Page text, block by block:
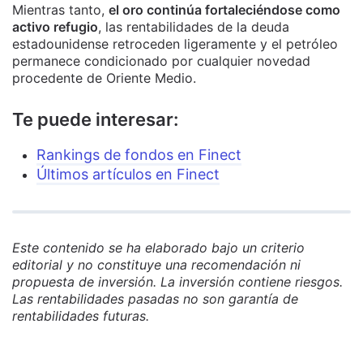
Mientras tanto, el oro continúa fortaleciéndose como
activo refugio, las rentabilidades de la deuda
estadounidense retroceden ligeramente y el petróleo
permanece condicionado por cualquier novedad
procedente de Oriente Medio.
Te puede interesar:
Rankings de fondos en Finect
Últimos artículos en Finect
Este contenido se ha elaborado bajo un criterio
editorial y no constituye una recomendación ni
propuesta de inversión. La inversión contiene riesgos.
Las rentabilidades pasadas no son garantía de
rentabilidades futuras.